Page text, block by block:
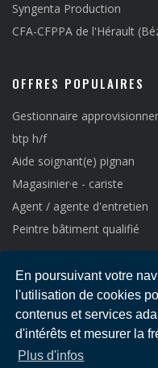
En poursuivant votre
l'utilisation de cookies
contenus et services
d'intérêts et mesurer la
Plus d'infos
Syngenta Production
CFA-CFPPA de l'Hérault
OFFRES POPULAIRES
Gestionnaire
btp h/f
Aide soignant(e) pignan
Magasinier·e - cariste
Agent / agente d'entretien
Peintre bâtiment qualifié
Copyright © 2021